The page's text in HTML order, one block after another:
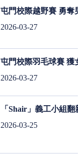
屯門校際越野賽 勇奪
2026-03-27
屯門校際羽毛球賽 獲
2026-03-27
「Shair」義工小組
2026-03-25